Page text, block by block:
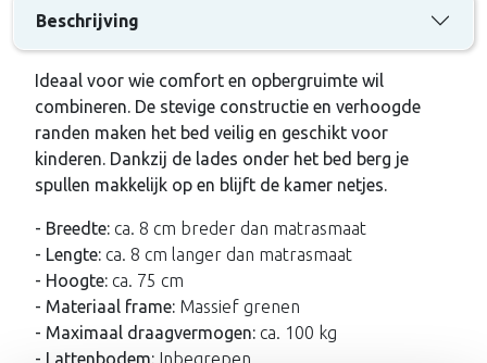
Beschrijving
Ideaal voor wie comfort en opbergruimte wil
combineren. De stevige constructie en verhoogde
randen maken het bed veilig en geschikt voor
kinderen. Dankzij de lades onder het bed berg je
spullen makkelijk op en blijft de kamer netjes.
- Breedte: ca. 8 cm breder dan matrasmaat
- Lengte: ca. 8 cm langer dan matrasmaat
- Hoogte: ca. 75 cm
- Materiaal frame: Massief grenen
- Maximaal draagvermogen: ca. 100 kg
- Lattenbodem: Inbegrepen